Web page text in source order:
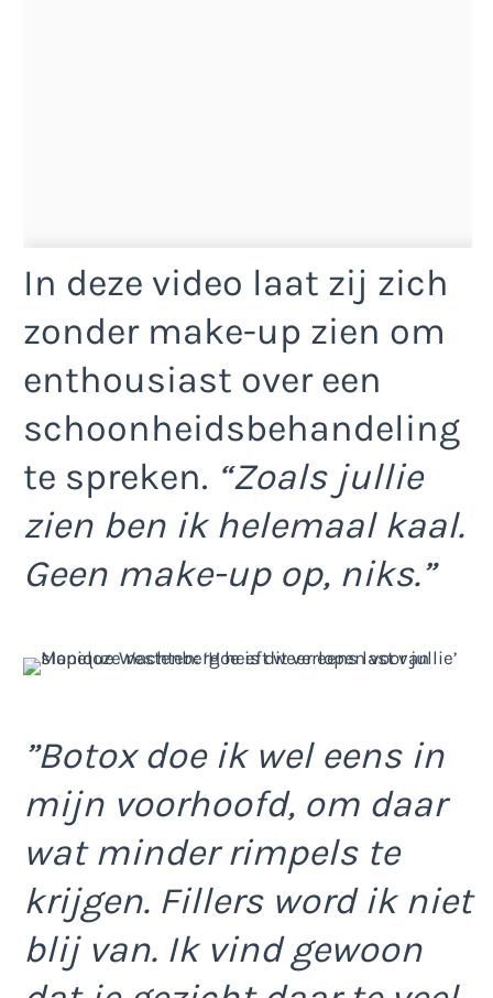
In deze video laat zij zich
zonder make-up zien om
enthousiast over een
schoonheidsbehandeling
te spreken. “Zoals jullie
zien ben ik helemaal kaal.
Geen make-up op, niks.”
”Botox doe ik wel eens in
mijn voorhoofd, om daar
wat minder rimpels te
krijgen. Fillers word ik niet
blij van. Ik vind gewoon